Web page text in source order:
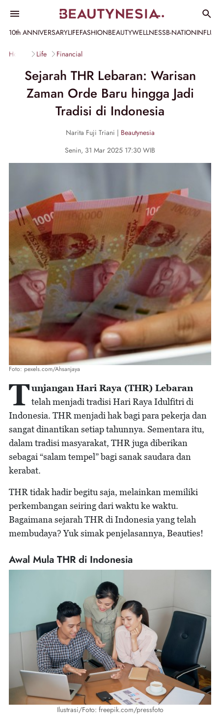
10th ANNIVERSARYLIFEFASHIONBEAUTYWELLNESSB-NATION
Home Life Financial
Sejarah THR Lebaran: Warisan
Zaman Orde Baru hingga Jadi
Tradisi di Indonesia
Narita Fuji Triani | Beautynesia
Senin, 31 Mar 2025 17:30 WIB
Foto: pexels.com/Ahsanjaya
Tunjangan Hari Raya (THR) Lebaran
telah menjadi tradisi Hari Raya Idulfitri di
Indonesia. THR menjadi hak bagi para pekerja dan
sangat dinantikan setiap tahunnya. Sementara itu,
dalam tradisi masyarakat, THR juga diberikan
sebagai “salam tempel” bagi sanak saudara dan
kerabat.
THR tidak hadir begitu saja, melainkan memiliki
perkembangan seiring dari waktu ke waktu.
Bagaimana sejarah THR di Indonesia yang telah
membudaya? Yuk simak penjelasannya, Beauties!
Awal Mula THR di Indonesia
Ilustrasi/Foto: freepik.com/pressfoto